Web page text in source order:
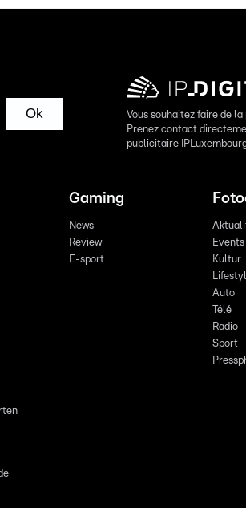
Ok
Vous souhaitez faire de
Prenez contact
publicitaire
Gaming
News
Review
E-sport
Kultur
Auto
Télé
Radio
Sport